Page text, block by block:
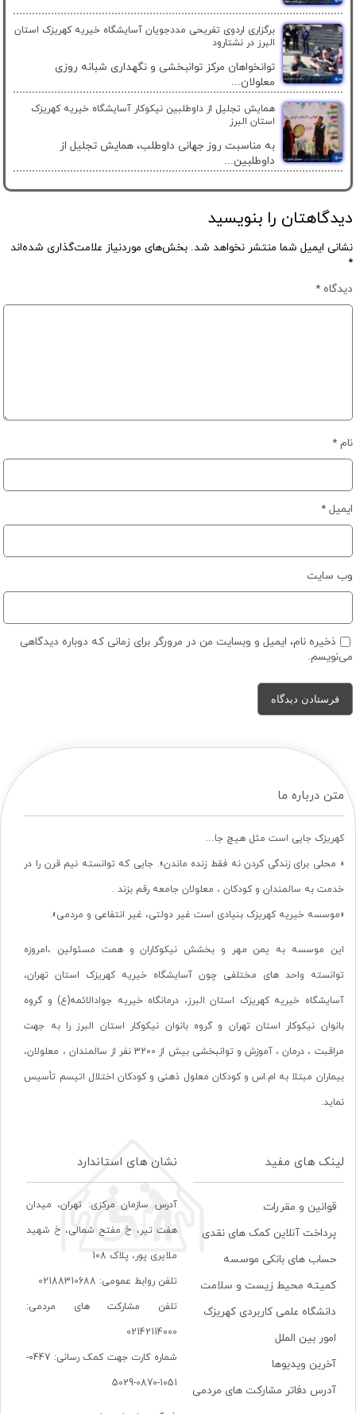
برگزاری اردوی تفریحی مددجویان آسایشگاه خیریه کهریزک استان
البرز در نشتارود
توانخواهان مرکز توانبخشی و نگهداری شبانه روزی
معلولان...
همایش تجلیل از داوطلبین نیکوکار آسایشگاه خیریه کهریزک
استان البرز
به مناسبت روز جهانی داوطلب، همایش تجلیل از
داوطلبین...
دیدگاهتان را بنویسید
نشانی ایمیل شما منتشر نخواهد شد. بخش‌های موردنیاز علامت‌گذاری شده‌اند
*
دیدگاه*
نام*
ایمیل*
وب‌ سایت
ذخیره نام، ایمیل و وبسایت من در مرورگر برای زمانی که دوباره دیدگاهی
می‌نویسم.
متن درباره ما
کهریزک جایی است مثل هیچ جا…
« محلی برای زندگی کردن نه فقط زنده ماندن». جایی که توانسته نیم قرن را در
خدمت به سالمندان و کودکان ، معلولان جامعه رقم بزند .
«موسسه خیریه کهریزک بنیادی است غیر دولتی، غیر انتفاعی و مردمی».
این موسسه به یمن مهر و بخشش نیکوکاران و همت مسئولین ،امروزه
توانسته واحد های مختلفی چون آسایشگاه خیریه کهریزک استان تهران،
آسایشگاه خیریه کهریزک استان البرز، درمانگاه خیریه جوادالائمه(ع) و گروه
بانوان نیکوکار استان تهران و گروه بانوان نیکوکار استان البرز را به جهت
مراقبت ، درمان ، آموزش و توانبخشی بیش از 3200 نفر از سالمندان ، معلولان،
بیماران مبتلا به ام.اس و کودکان معلول ذهنی و کودکان اختلال اتیسم تأسیس
نماید.
لینک های مفید
قوانین و مقررات
پرداخت آنلاین کمک های نقدی
حساب های بانکی موسسه
کمیته محیط زیست و سلامت
دانشگاه علمی کاربردی کهریزک
امور بین الملل
آخرین ویدیوها
آدرس دفاتر مشارکت های مردمی
نشان های استاندارد
آدرس سازمان مرکزی: تهران، ميدان
هفت تير، خ مفتح شمالی، خ شهيد
ملايری پور، پلاک 108
تلفن روابط عمومی: 02188310688
تلفن مشارکت های مردمی:
02142114000
شماره کارت جهت کمک رسانی: 0447-
1051-0870-5029